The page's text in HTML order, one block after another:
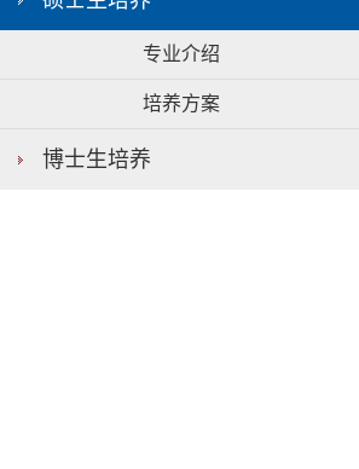
专业介绍
培养方案
博士生培养